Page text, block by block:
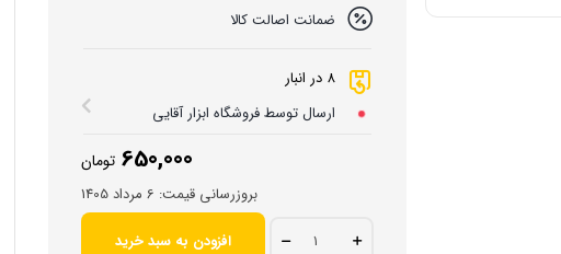
ضمانت اصالت کالا
8 در انبار
ارسال توسط فروشگاه ابزار آقایی
650,000 تومان
بروزرسانی قیمت: 6 مرداد 1405
متر افزودن به سبد خرید